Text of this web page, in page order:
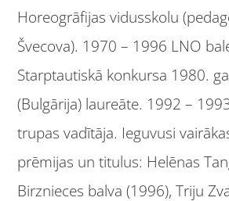
Horeogrāfijas vidusskolu
Švecova). 1970 – 1996 LNO
Starptautiskā konkursa 1980.
(Bulgārija) laureāte. 1992 –
trupas vadītāja. Ieguvusi
prēmijas un titulus: Helēnas
Birznieces balva (1996), Triju